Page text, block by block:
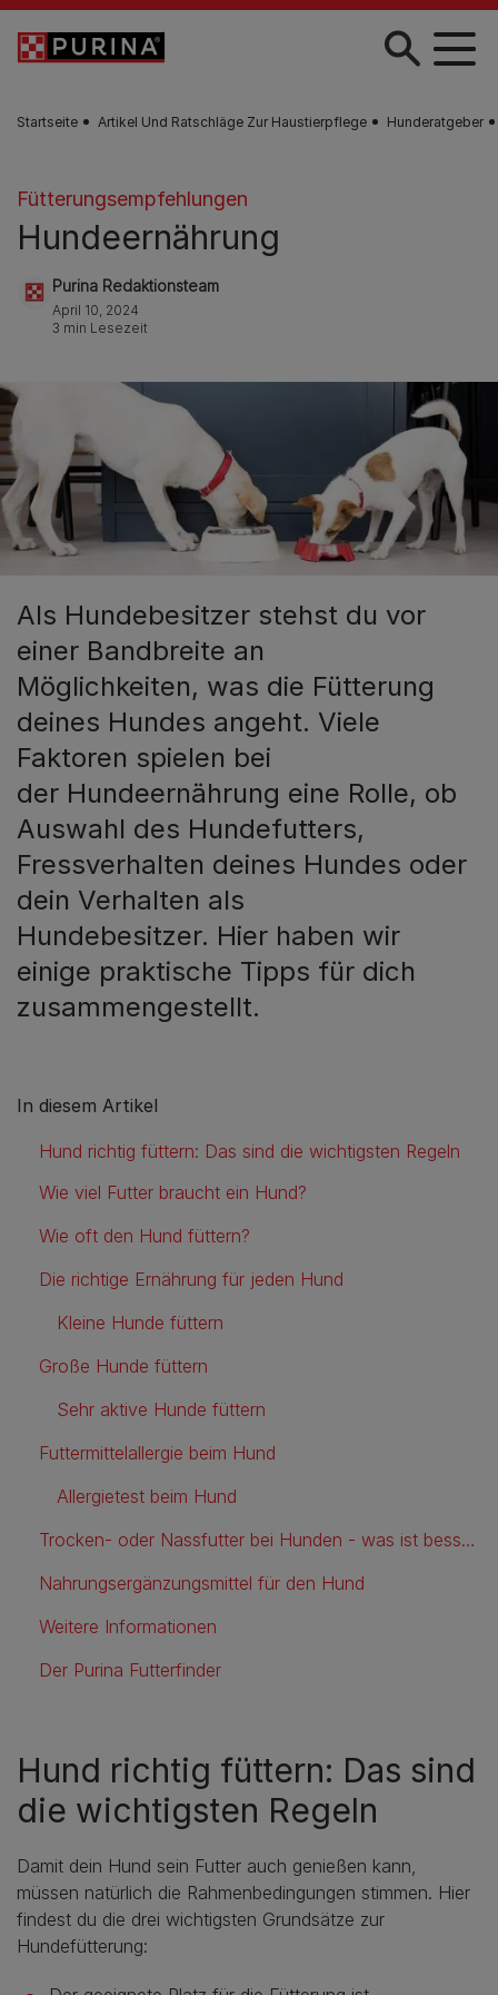
Zum Hauptinhalt springen
Startseite Artikel Und Ratschläge Zur Haustierpflege Hunderatgeber
Fütterungsempfehlungen
Hundeernährung
Purina Redaktionsteam
April 10, 2024
3 min Lesezeit
Als Hundebesitzer stehst du vor
einer Bandbreite an
Möglichkeiten, was die Fütterung
deines Hundes angeht. Viele
Faktoren spielen bei
der Hundeernährung eine Rolle, ob
Auswahl des Hundefutters,
Fressverhalten deines Hundes oder
dein Verhalten als
Hundebesitzer. Hier haben wir
einige praktische Tipps für dich
zusammengestellt.
In diesem Artikel
Hund richtig füttern: Das sind die wichtigsten Regeln
Wie viel Futter braucht ein Hund?
Wie oft den Hund füttern?
Die richtige Ernährung für jeden Hund
Kleine Hunde füttern
Große Hunde füttern
Sehr aktive Hunde füttern
Futtermittelallergie beim Hund
Allergietest beim Hund
Trocken- oder Nassfutter bei Hunden - was ist besser?
Nahrungsergänzungsmittel für den Hund
Weitere Informationen
Der Purina Futterfinder
Hund richtig füttern: Das sind
die wichtigsten Regeln
Damit dein Hund sein Futter auch genießen kann,
müssen natürlich die Rahmenbedingungen stimmen. Hier
findest du die drei wichtigsten Grundsätze zur
Hundefütterung: